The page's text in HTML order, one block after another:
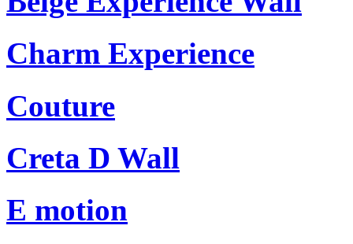
Charm Experience
Couture
Creta D Wall
E motion